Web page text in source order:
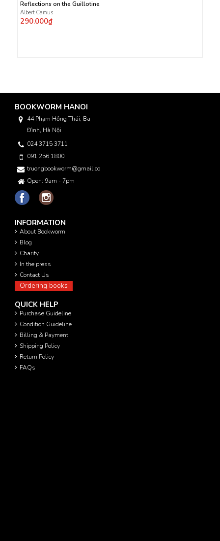
Reflections on the Guillotine
Albert Camus
290.000₫
BOOKWORM HANOI
44 Phạm Hồng Thái, Ba
Đình, Hà Nội
024 3715 3711
091 256 1800
truongbookworm@gmail.com
Open: 9am - 7pm
INFORMATION
About Bookworm
Blog
Charity
In the press
Contact Us
Ordering books
QUICK HELP
Purchase Guideline
Condition Guideline
Billing & Payment
Shipping Policy
Return Policy
FAQs